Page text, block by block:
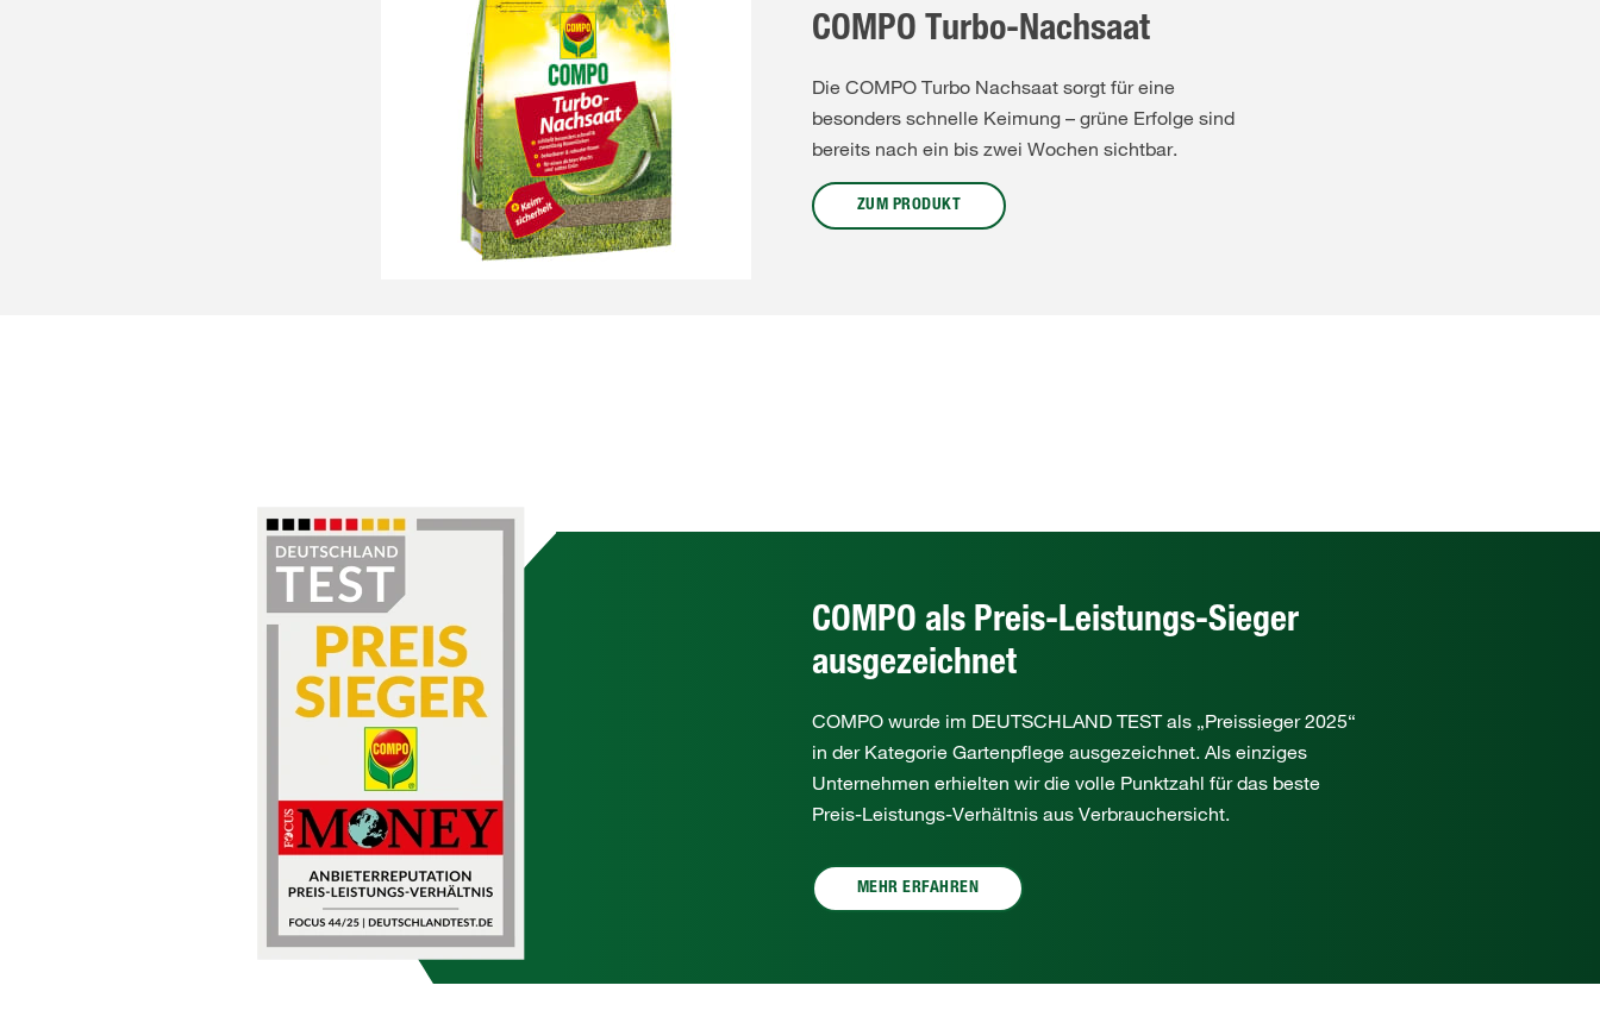
COMPO Turbo-Nachsaat
Die COMPO Turbo Nachsaat sorgt für eine
besonders schnelle Keimung – grüne Erfolge sind
bereits nach ein bis zwei Wochen sichtbar.
ZUM PRODUKT
COMPO als Preis-Leistungs-Sieger
ausgezeichnet
COMPO wurde im DEUTSCHLAND TEST als „Preissieger 2025“
in der Kategorie Gartenpflege ausgezeichnet. Als einziges
Unternehmen erhielten wir die volle Punktzahl für das beste
Preis-Leistungs-Verhältnis aus Verbrauchersicht.
MEHR ERFAHREN